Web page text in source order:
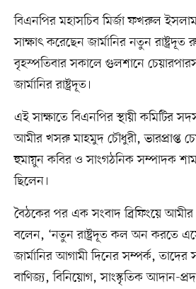
বিএনপির মহাসচিব মির্জা ফখরুল
সাক্ষাৎ করেছেন জার্মানির নতুন
বৃহস্পতিবার সকালে গুলশানে
জার্মানির রাষ্ট্রদূত।
এই সাক্ষাতে বিএনপির স্থায়ী কমিটির
আমীর খসরু মাহমুদ চৌধুরী, ভারপ্রাপ্ত
হুমায়ুন কবির ও সাংগঠনিক সম্পাদক
ছিলেন।
বৈঠকের পর এক সংবাদ ব্রিফিংয়ে
বলেন, ‘নতুন রাষ্ট্রদূত কল অন করতে
জার্মানির আগামী দিনের সম্পর্ক, তাদের
বাণিজ্য, বিনিয়োগ, সাংস্কৃতিক আদান-